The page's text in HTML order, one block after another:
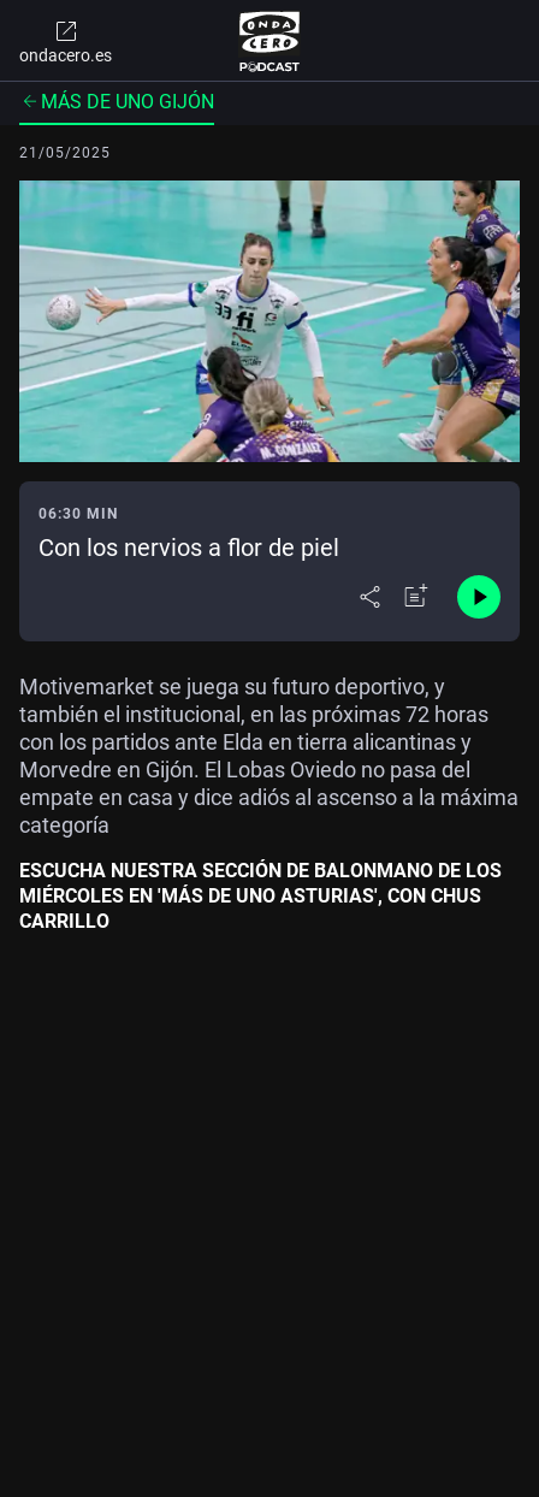
ondacero.es
MÁS DE UNO GIJÓN
21/05/2025
06:30 MIN
Con los nervios a flor de piel
Motivemarket se juega su futuro deportivo, y
también el institucional, en las próximas 72 horas
con los partidos ante Elda en tierra alicantinas y
Morvedre en Gijón. El Lobas Oviedo no pasa del
empate en casa y dice adiós al ascenso a la máxima
categoría
ESCUCHA NUESTRA SECCIÓN DE BALONMANO DE LOS
MIÉRCOLES EN 'MÁS DE UNO ASTURIAS', CON CHUS
CARRILLO